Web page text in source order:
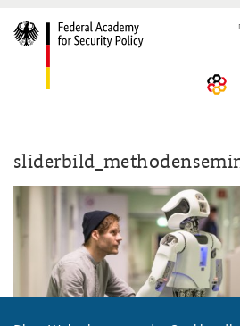
Advisory Board
Organisation
The Association of Friends
Partners
Young Leaders in Security Policy
Seminars, Conferences and
Security Policy Course for Senior
Core Course on Security Policy
German Forum on Security Policy
Public Events
Working Papers